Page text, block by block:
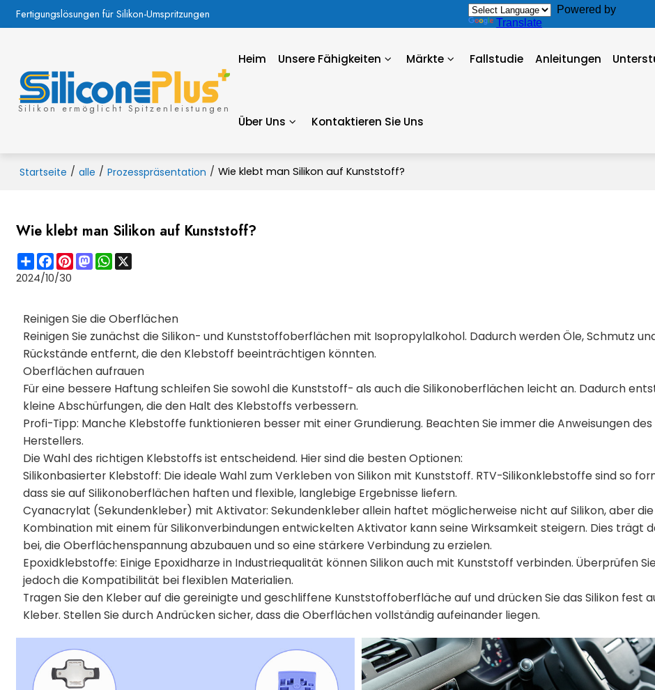
Powered by
Translate
Fertigungslösungen für Silikon-Umspritzungen
Silikon ermöglicht Spitzenleistungen
Heim Unsere Fähigkeiten Märkte Fallstudie Anleitungen
Über Uns Kontaktieren Sie Uns
Startseite / alle / Prozesspräsentation / Wie klebt man Silikon auf Kunststoff?
Wie klebt man Silikon auf Kunststoff?
ShareFacebook
PinterestMastodon
WhatsApp
2024/10/30
Reinigen Sie die Oberflächen
Reinigen Sie zunächst die Silikon- und Kunststoffoberflächen mit Isopropylalkohol. Dadurch werden Öle, Schmutz
Rückstände entfernt, die den Klebstoff beeinträchtigen könnten.
Oberflächen aufrauen
Für eine bessere Haftung schleifen Sie sowohl die Kunststoff- als auch die Silikonoberflächen leicht an. Dadurch
kleine Abschürfungen, die den Halt des Klebstoffs verbessern.
Profi-Tipp: Manche Klebstoffe funktionieren besser mit einer Grundierung. Beachten Sie immer die Anweisungen des
Herstellers.
Die Wahl des richtigen Klebstoffs ist entscheidend. Hier sind die besten Optionen:
Silikonbasierter Klebstoff: Die ideale Wahl zum Verkleben von Silikon mit Kunststoff. RTV-Silikonklebstoffe sind so
dass sie auf Silikonoberflächen haften und flexible, langlebige Ergebnisse liefern.
Cyanacrylat (Sekundenkleber) mit Aktivator: Sekundenkleber allein haftet möglicherweise nicht auf Silikon, aber die
Kombination mit einem für Silikonverbindungen entwickelten Aktivator kann seine Wirksamkeit steigern. Dies trägt
bei, die Oberflächenspannung abzubauen und so eine stärkere Verbindung zu erzielen.
Epoxidklebstoffe: Einige Epoxidharze in Industriequalität können Silikon auch mit Kunststoff verbinden. Überprüfen Sie
jedoch die Kompatibilität bei flexiblen Materialien.
Tragen Sie den Kleber auf die gereinigte und geschliffene Kunststoffoberfläche auf und drücken Sie das Silikon fest
Kleber. Stellen Sie durch Andrücken sicher, dass die Oberflächen vollständig aufeinander liegen.